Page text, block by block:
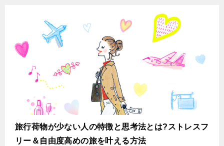
旅行荷物が少ない人の特徴と思考法とは?ストレスフ
リー＆自由度高めの旅を叶える方法